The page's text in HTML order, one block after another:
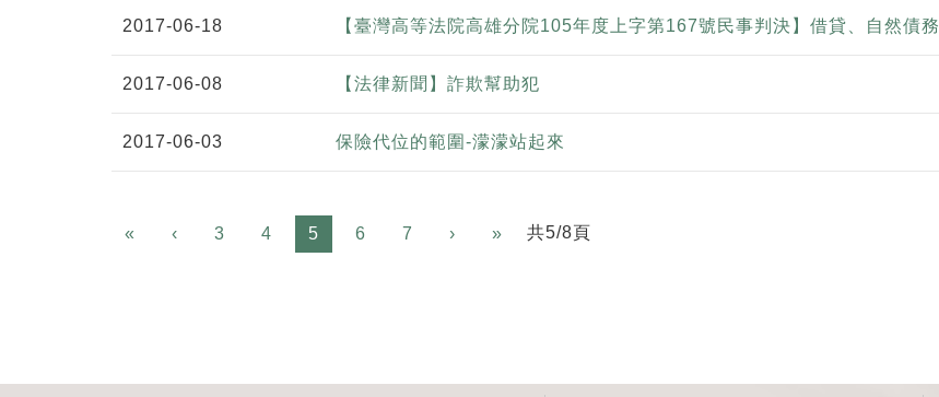
2017-06-18 【臺灣高等法院高雄分院105年度上字第167號民事判決】借貸、自然債務
2017-06-08 【法律新聞】詐欺幫助犯
2017-06-03 保險代位的範圍-濛濛站起來
« Previous
‹ 3 4 5 6 7 › » Next共5/8頁